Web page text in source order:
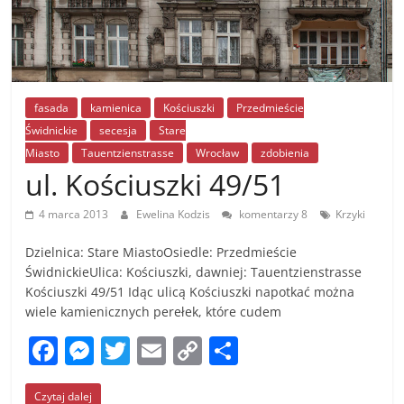
fasada kamienica Kościuszki
Przedmieście
Świdnickie
secesja
Stare
Miasto
Tauentzienstrasse Wrocław zdobienia
ul. Kościuszki 49/51
4 marca 2013 Ewelina Kodzis komentarzy 8 Krzyki
Dzielnica: Stare MiastoOsiedle: Przedmieście
ŚwidnickieUlica: Kościuszki, dawniej: Tauentzienstrasse
Kościuszki 49/51 Idąc ulicą Kościuszki napotkać można
wiele kamienicznych perełek, które cudem
F
a
M
e
T E C
Czytaj dalej